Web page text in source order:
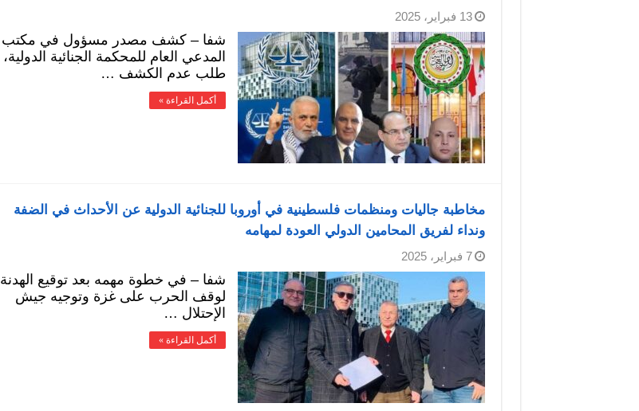
13 فبراير، 2025
شفا – كشف مصدر مسؤول في مكتب
المدعي العام للمحكمة الجنائية الدولية،
طلب عدم الكشف …
أكمل القراءة »
مخاطبة جاليات ومنظمات فلسطينية في أوروبا للجنائية الدولية عن الأحداث في الضفة
ونداء لفريق المحامين الدولي العودة لمهامه
7 فبراير، 2025
شفا – في خطوة مهمه بعد توقيع الهدنة
لوقف الحرب على غزة وتوجيه جيش
الإحتلال …
أكمل القراءة »